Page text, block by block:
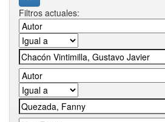
Filtros actuales: